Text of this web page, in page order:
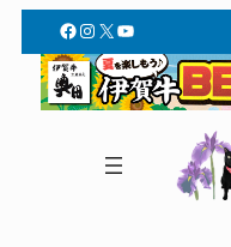
Facebook
Instagram
X YouTube